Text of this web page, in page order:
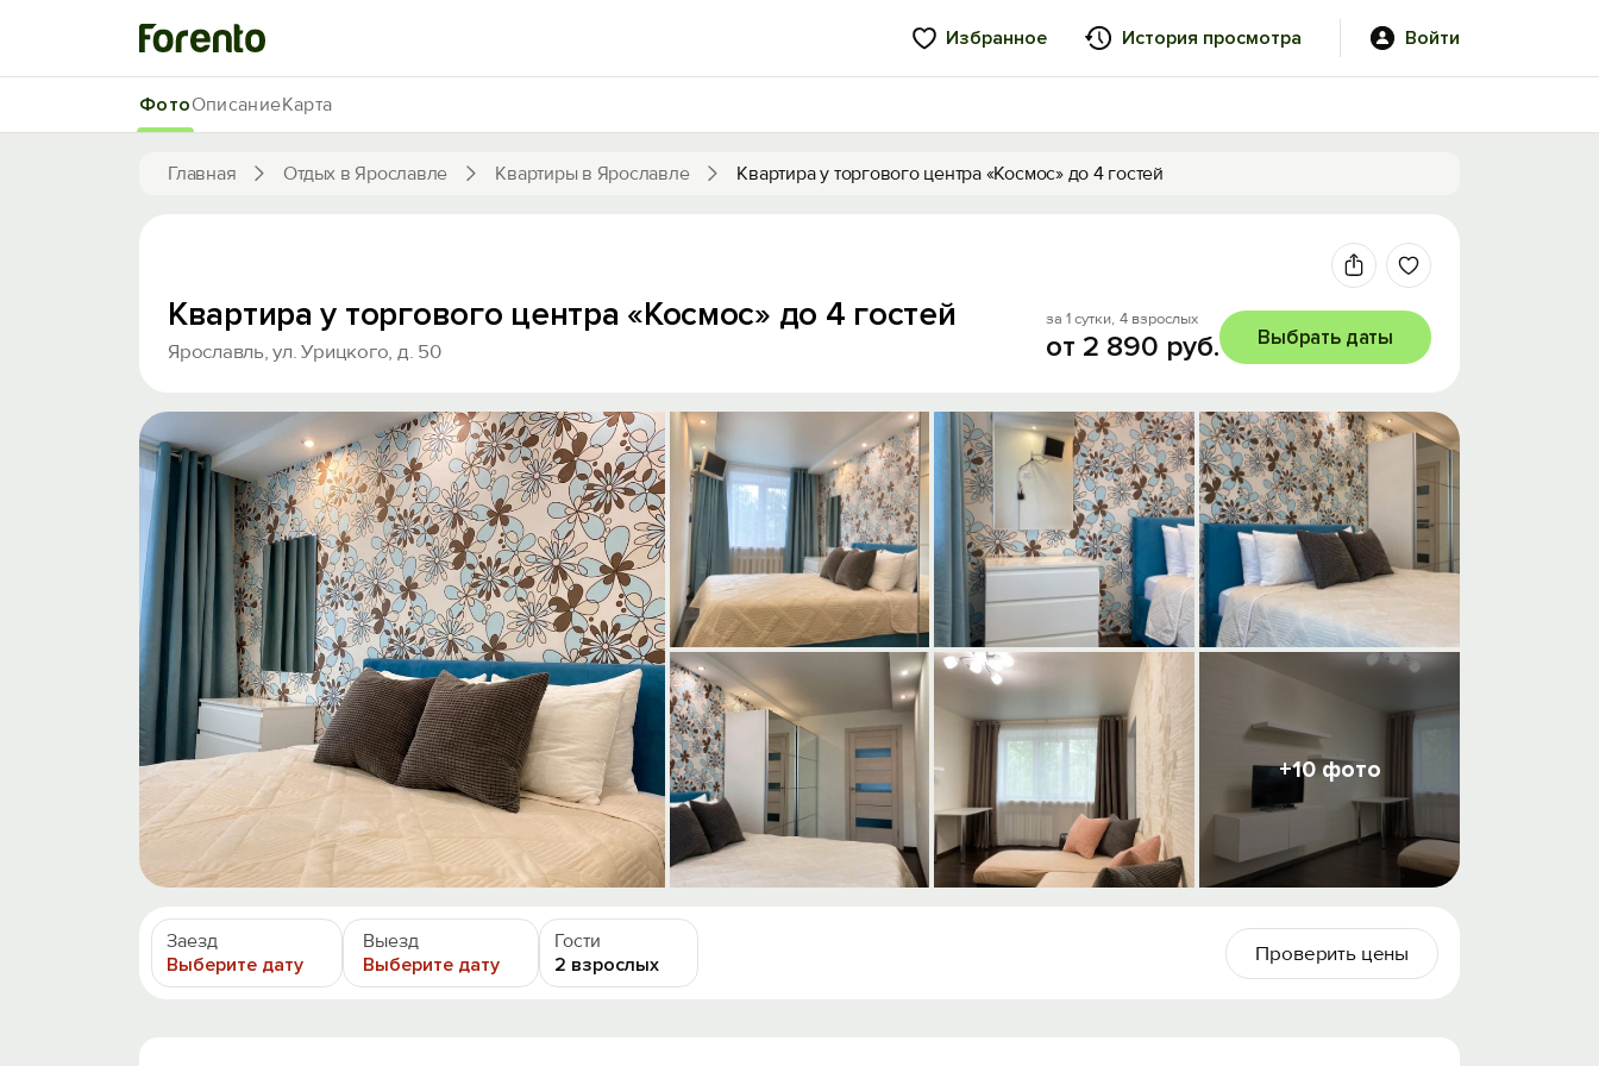
Избранное История просмотра Войти
Главная Отдых в Ярославле Квартиры в Ярославле Квартира у торгового центра «Космос» до 4 гостей
ФотоОписаниеКарта
+10 фото
Квартира у торгового центра «Космос» до 4 гостей
Ярославль, ул. Урицкого, д. 50
за 1 сутки, 4 взрослых
от 2 890 руб. Выбрать даты
Заезд
Выберите дату
Выезд
Выберите дату
Гости
2 взрослых
Проверить цены